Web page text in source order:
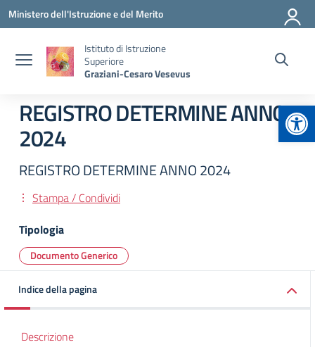
Vai ai contenuti
Vai al menu di navigazione
Vai al footer
Ministero dell'Istruzione e del Merito
Istituto di Istruzione
Superiore
Graziani-Cesaro Vesevus
REGISTRO DETERMINE ANNO
2024
REGISTRO DETERMINE ANNO 2024
Stampa / Condividi
Tipologia
Documento Generico
Indice della pagina
Descrizione